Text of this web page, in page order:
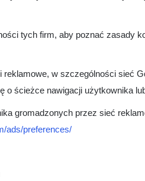
tych firm, aby poznać
w szczególności sieć
o ścieżce nawigacji użytkownika
gromadzonych przez sieć
ads/preferences/